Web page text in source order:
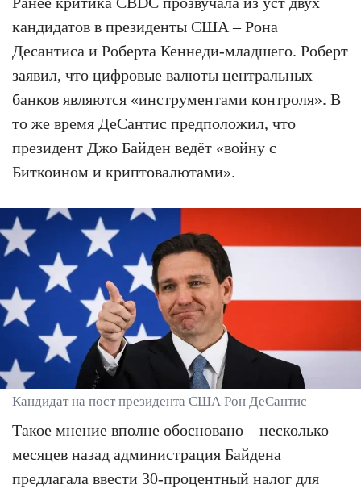
кандидатов в президенты США – Рона
Десантиса и Роберта Кеннеди-младшего. Роберт
заявил, что цифровые валюты центральных
банков являются «инструментами контроля». В
то же время ДеСантис предположил, что
президент Джо Байден ведёт «войну с
Биткоином и криптовалютами».
Кандидат на пост президента США Рон ДеСантис
Такое мнение вполне обосновано – несколько
месяцев назад администрация Байдена
предлагала ввести 30-процентный налог для